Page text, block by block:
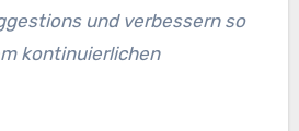
und verbessern so
kontinuierlichen